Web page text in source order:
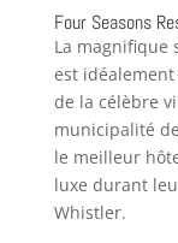
Four Seasons
La magnifique
est
de la célèbre
municipalité
le meilleur
luxe durant
Whistler.